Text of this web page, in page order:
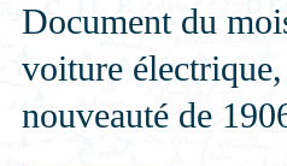
Document du
voiture
nouveauté de